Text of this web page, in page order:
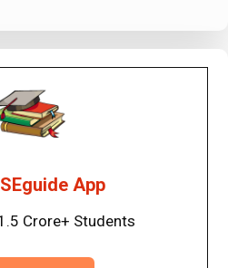
App
Crore+ Students